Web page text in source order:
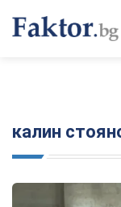
калин